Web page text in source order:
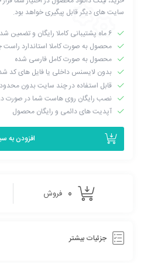
سایت های دیگر قابل پیگیری خواهد بود.
۶ ماه پشتیبانی کاملا رایگان و تضمین شده
محصول به صورت کاملا استاندارد
محصول به صورت کامل فارسی شده
بدون لایسنس داخلی یا فایل های کد
قابل استفاده در چند سایت بدون
نصب رایگان روی هاست شما در صورت
آپدیت های دائمی و رایگان محصول
افزودن به
0 فروش
جزئیات بیشتر